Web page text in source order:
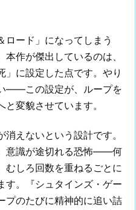
ロード」になってしまう
作が傑出しているのは、
」に設定した点です。やり
——この設定が、ループを
と変貌させています。
えないという設計です。
意識が途切れる恐怖——何
むしろ回数を重ねるごとに
す。『シュタインズ・ゲー
プのたびに精神的に追い詰